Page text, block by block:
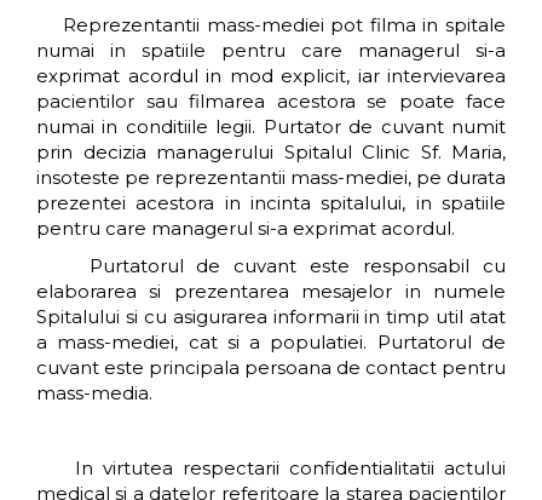
Reprezentantii mass-mediei pot filma in spitale
numai in spatiile pentru care managerul si-a
exprimat acordul in mod explicit, iar intervievarea
pacientilor sau filmarea acestora se poate face
numai in conditiile legii. Purtator de cuvant numit
prin decizia managerului Spitalul Clinic Sf. Maria,
insoteste pe reprezentantii mass-mediei, pe durata
prezentei acestora in incinta spitalului, in spatiile
pentru care managerul si-a exprimat acordul.
Purtatorul de cuvant este responsabil cu
elaborarea si prezentarea mesajelor in numele
Spitalului si cu asigurarea informarii in timp util atat
a mass-mediei, cat si a populatiei. Purtatorul de
cuvant este principala persoana de contact pentru
mass-media.
In virtutea respectarii confidentialitatii actului
medical si a datelor referitoare la starea pacientilor